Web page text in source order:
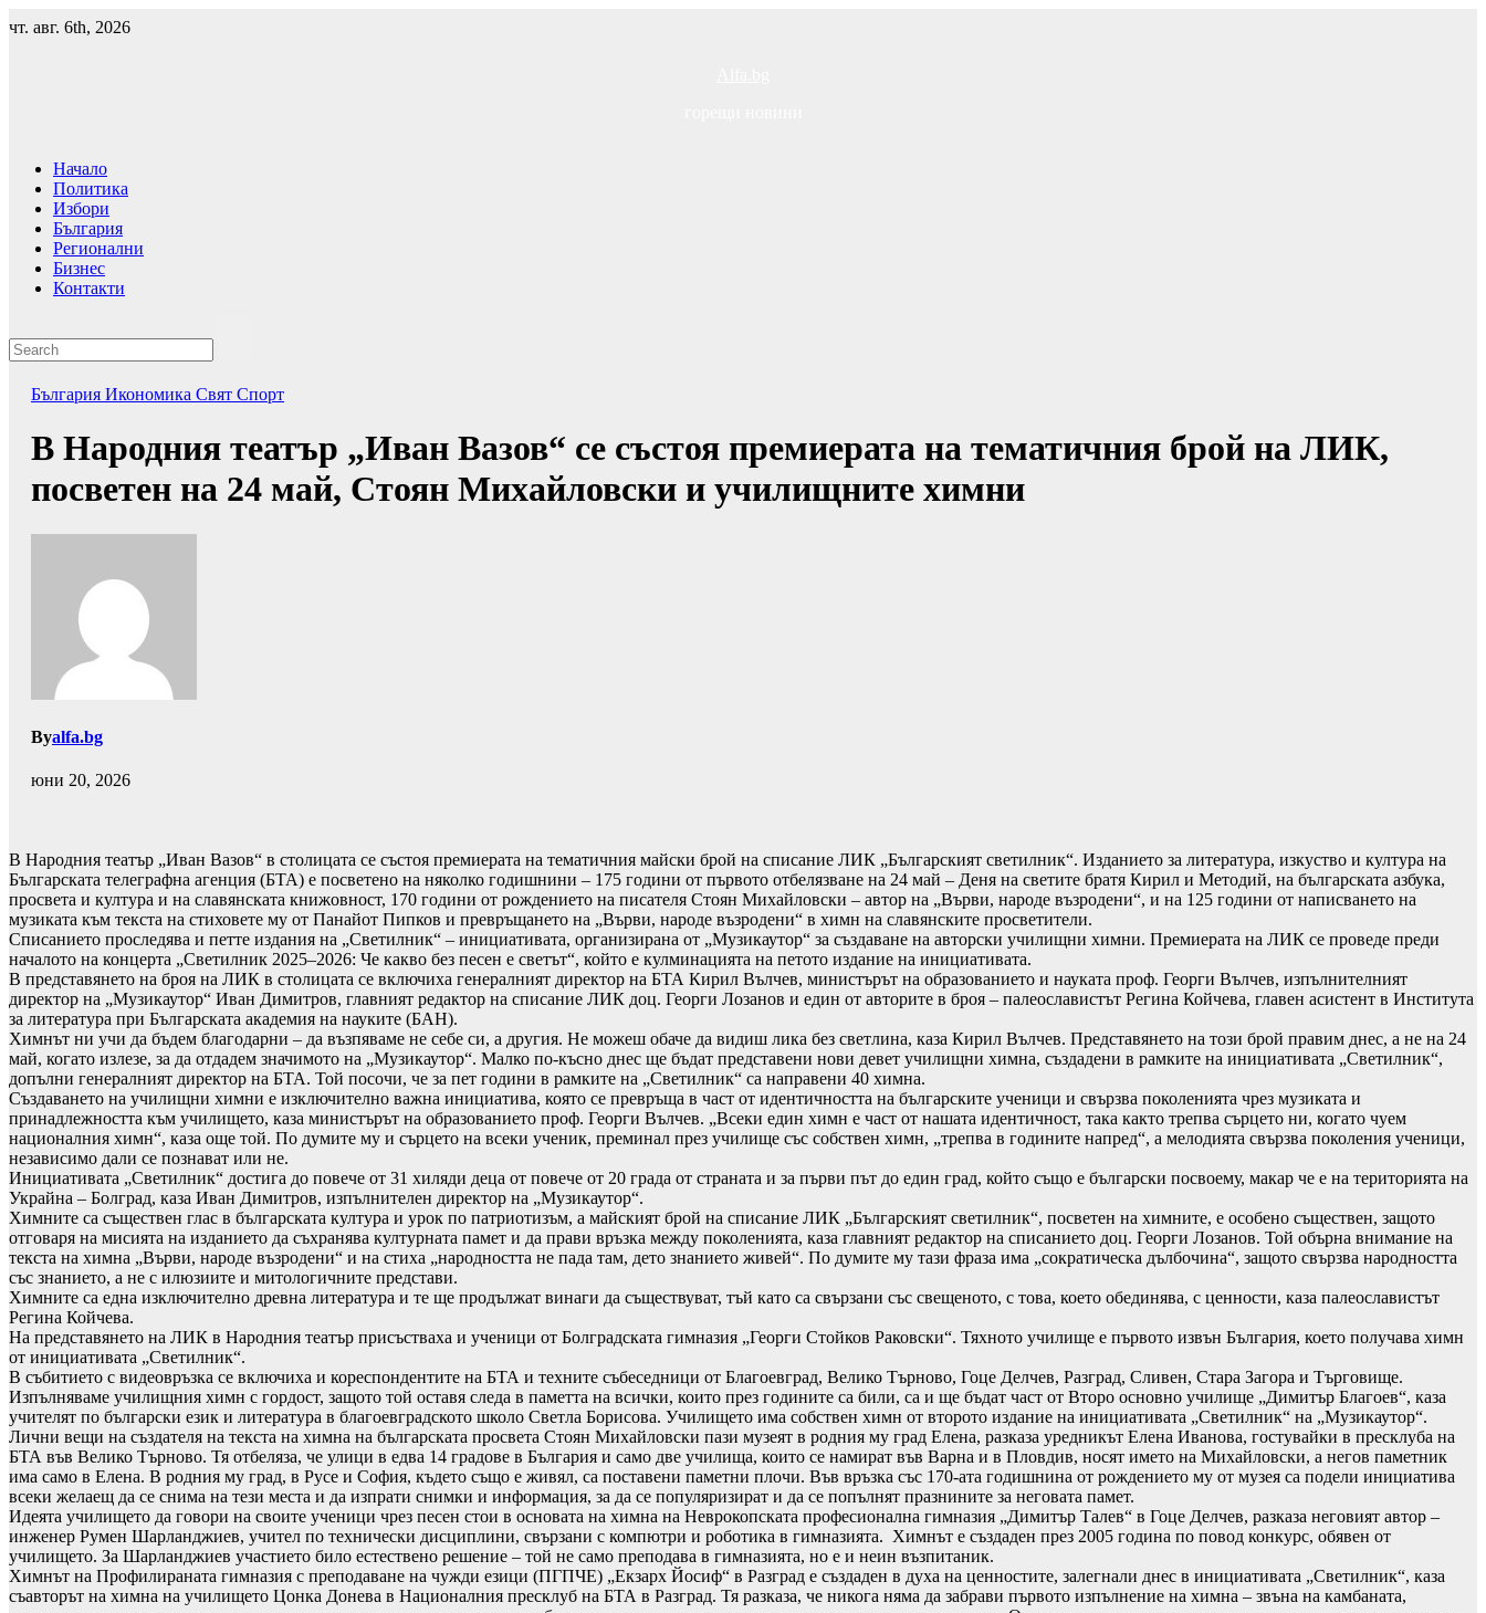
to
чт. авг. 6th, 2026
Начало
Политика
Избори
България
Регионални
Бизнес
Контакти
България Икономика Свят Спорт
В Народния театър „Иван Вазов“ се състоя премиерата на тематичния брой на ЛИК,
посветен на 24 май, Стоян Михайловски и училищните химни
Byalfa.bg
юни 20, 2026
В Народния театър „Иван Вазов“ в столицата се състоя премиерата на тематичния майски брой на списание ЛИК „Българският светилник“. Изданието за литература, изкуство и култура на
Българската телеграфна агенция (БТА) е посветено на няколко годишнини – 175 години от първото отбелязване на 24 май – Деня на светите братя Кирил и Методий, на българската азбука,
просвета и култура и на славянската книжовност, 170 години от рождението на писателя Стоян Михайловски – автор на „Върви, народе възродени“, и на 125 години от написването на
музиката към текста на стиховете му от Панайот Пипков и превръщането на „Върви, народе възродени“ в химн на славянските просветители.
Списанието проследява и петте издания на „Светилник“ – инициативата, организирана от „Музикаутор“ за създаване на авторски училищни химни. Премиерата на ЛИК се проведе преди
началото на концерта „Светилник 2025–2026: Че какво без песен е светът“, който е кулминацията на петото издание на инициативата.
В представянето на броя на ЛИК в столицата се включиха генералният директор на БТА Кирил Вълчев, министърът на образованието и науката проф. Георги Вълчев, изпълнителният
директор на „Музикаутор“ Иван Димитров, главният редактор на списание ЛИК доц. Георги Лозанов и един от авторите в броя – палеославистът Регина Койчева, главен асистент в Института
за литература при Българската академия на науките (БАН).
Химнът ни учи да бъдем благодарни – да възпяваме не себе си, а другия. Не можеш обаче да видиш лика без светлина, каза Кирил Вълчев. Представянето на този брой правим днес, а не на 24
май, когато излезе, за да отдадем значимото на „Музикаутор“. Малко по-късно днес ще бъдат представени нови девет училищни химна, създадени в рамките на инициативата „Светилник“,
допълни генералният директор на БТА. Той посочи, че за пет години в рамките на „Светилник“ са направени 40 химна.
Създаването на училищни химни е изключително важна инициатива, която се превръща в част от идентичността на българските ученици и свързва поколенията чрез музиката и
принадлежността към училището, каза министърът на образованието проф. Георги Вълчев. „Всеки един химн е част от нашата идентичност, така както трепва сърцето ни, когато чуем
националния химн“, каза още той. По думите му и сърцето на всеки ученик, преминал през училище със собствен химн, „трепва в годините напред“, а мелодията свързва поколения ученици,
независимо дали се познават или не.
Инициативата „Светилник“ достига до повече от 31 хиляди деца от повече от 20 града от страната и за първи път до един град, който също е български посвоему, макар че е на територията на
Украйна – Болград, каза Иван Димитров, изпълнителен директор на „Музикаутор“.
Химните са съществен глас в българската култура и урок по патриотизъм, а майският брой на списание ЛИК „Българският светилник“, посветен на химните, е особено съществен, защото
отговаря на мисията на изданието да съхранява културната памет и да прави връзка между поколенията, каза главният редактор на списанието доц. Георги Лозанов. Той обърна внимание на
текста на химна „Върви, народе възродени“ и на стиха „народността не пада там, дето знанието живей“. По думите му тази фраза има „сократическа дълбочина“, защото свързва народността
със знанието, а не с илюзиите и митологичните представи.
Химните са една изключително древна литература и те ще продължат винаги да съществуват, тъй като са свързани със свещеното, с това, което обединява, с ценности, каза палеославистът
Регина Койчева.
На представянето на ЛИК в Народния театър присъстваха и ученици от Болградската гимназия „Георги Стойков Раковски“. Тяхното училище е първото извън България, което получава химн
от инициативата „Светилник“.
В събитието с видеовръзка се включиха и кореспондентите на БТА и техните събеседници от Благоевград, Велико Търново, Гоце Делчев, Разград, Сливен, Стара Загора и Търговище.
Изпълняваме училищния химн с гордост, защото той оставя следа в паметта на всички, които през годините са били, са и ще бъдат част от Второ основно училище „Димитър Благоев“, каза
учителят по български език и литература в благоевградското школо Светла Борисова. Училището има собствен химн от второто издание на инициативата „Светилник“ на „Музикаутор“.
Лични вещи на създателя на текста на химна на българската просвета Стоян Михайловски пази музеят в родния му град Елена, разказа уредникът Елена Иванова, гостувайки в пресклуба на
БТА във Велико Търново. Тя отбеляза, че улици в едва 14 градове в България и само две училища, които се намират във Варна и в Пловдив, носят името на Михайловски, а негов паметник
има само в Елена. В родния му град, в Русе и София, където също е живял, са поставени паметни плочи. Във връзка със 170-ата годишнина от рождението му от музея са подели инициатива
всеки желаещ да се снима на тези места и да изпрати снимки и информация, за да се популяризират и да се попълнят празнините за неговата памет.
Идеята училището да говори на своите ученици чрез песен стои в основата на химна на Неврокопската професионална гимназия „Димитър Талев“ в Гоце Делчев, разказа неговият автор –
инженер Румен Шарланджиев, учител по технически дисциплини, свързани с компютри и роботика в гимназията. Химнът е създаден през 2005 година по повод конкурс, обявен от
училището. За Шарланджиев участието било естествено решение – той не само преподава в гимназията, но е и неин възпитаник.
Химнът на Профилираната гимназия с преподаване на чужди езици (ПГПЧЕ) „Екзарх Йосиф“ в Разград е създаден в духа на ценностите, залегнали днес в инициативата „Светилник“, каза
съавторът на химна на училището Цонка Донева в Националния пресклуб на БТА в Разград. Тя разказа, че никога няма да забрави първото изпълнение на химна – звъна на камбаната,